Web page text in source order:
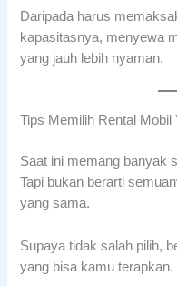
Daripada harus
kapasitasnya, menyewa
yang jauh lebih nyaman.
Tips Memilih Rental Mobil
Saat ini memang banyak
Tapi bukan berarti
yang sama.
Supaya tidak salah pilih,
yang bisa kamu terapkan.